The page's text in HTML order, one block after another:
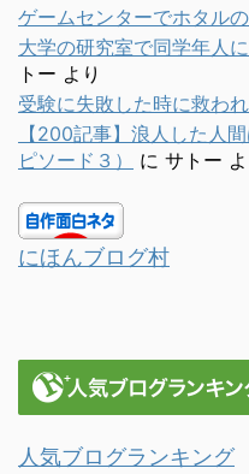
ゲームセンターでホタル
大学の研究室で同学年人
トー より
受験に失敗した時に救わ
【200記事】浪人した人
ピソード３）
に サトー
にほんブログ村
人気ブログランキング